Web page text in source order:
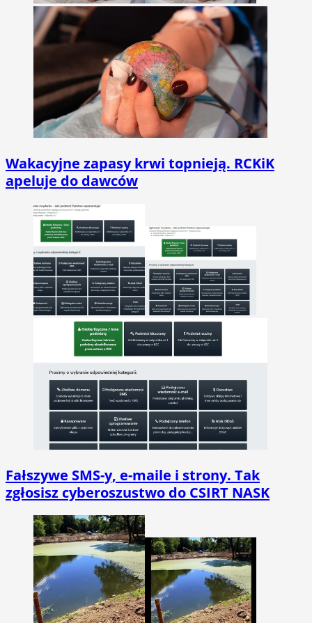
Wakacyjne zapasy krwi topnieją. RCKiK
apeluje do dawców
Fałszywe SMS-y, e-maile i strony. Tak
zgłosisz cyberoszustwo do CSIRT NASK